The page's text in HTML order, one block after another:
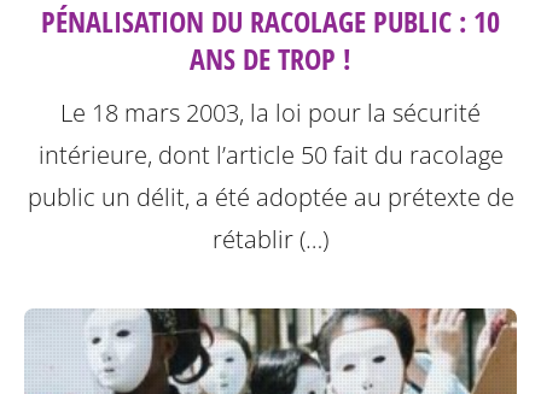
PÉNALISATION DU RACOLAGE PUBLIC : 10
ANS DE TROP !
Le 18 mars 2003, la loi pour la sécurité
intérieure, dont l’article 50 fait du racolage
public un délit, a été adoptée au prétexte de
rétablir (…)